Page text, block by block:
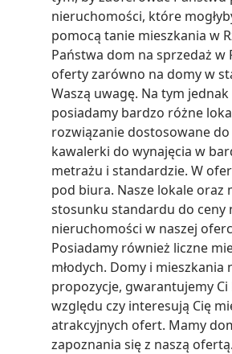
nieruchomości, które
pomocą tanie mieszkania w
Państwa dom na sprzedaż w
oferty zarówno na domy w
Waszą uwagę. Na tym
posiadamy bardzo różne
rozwiązanie dostosowane
kawalerki do wynajęcia w
metrażu i standardzie. W
pod biura. Nasze lokale oraz
stosunku standardu do ceny
nieruchomości w naszej
Posiadamy również liczne
młodych. Domy i
propozycje, gwarantujemy Ci
względu czy interesują Cię
atrakcyjnych ofert. Mamy
zapoznania się z naszą ofertą.